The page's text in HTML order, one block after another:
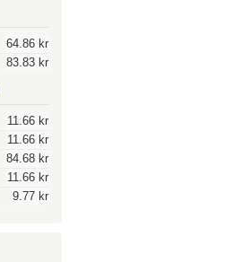
64.86 kr
83.83 kr
11.66 kr
11.66 kr
84.68 kr
11.66 kr
9.77 kr